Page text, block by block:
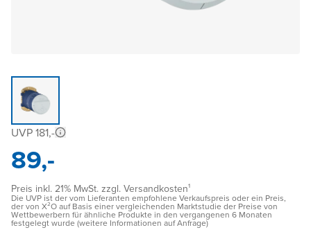
UVP 181,-
89,-
Preis inkl. 21% MwSt. zzgl. Versandkosten¹
Die UVP ist der vom Lieferanten empfohlene Verkaufspreis oder ein Preis,
der von X²O auf Basis einer vergleichenden Marktstudie der Preise von
Wettbewerbern für ähnliche Produkte in den vergangenen 6 Monaten
festgelegt wurde (weitere Informationen auf Anfrage)